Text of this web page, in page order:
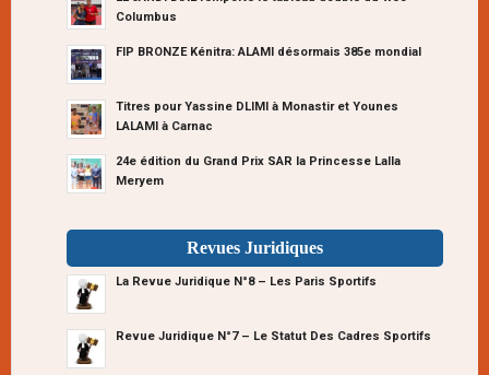
Columbus
FIP BRONZE Kénitra: ALAMI désormais 385e mondial
Titres pour Yassine DLIMI à Monastir et Younes
LALAMI à Carnac
24e édition du Grand Prix SAR la Princesse Lalla
Meryem
Revues Juridiques
La Revue Juridique N°8 – Les Paris Sportifs
Revue Juridique N°7 – Le Statut Des Cadres Sportifs